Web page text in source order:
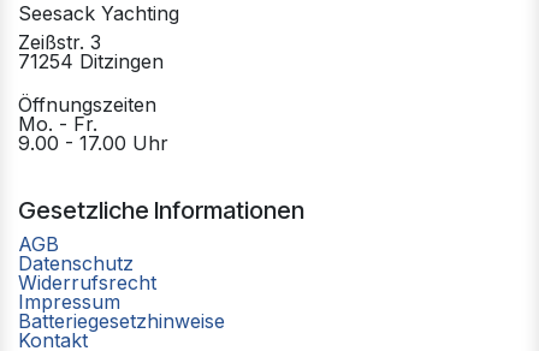
Seesack Yachting
Zeißstr. 3
71254 Ditzingen
Öffnungszeiten
Mo. - Fr.
9.00 - 17.00 Uhr
Gesetzliche Informationen
AGB
Datenschutz
Widerrufsrecht
Impressum
Batteriegesetzhinweise
Kontakt